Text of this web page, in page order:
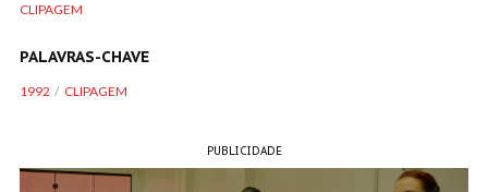
CLIPAGEM
PALAVRAS-CHAVE
1992 CLIPAGEM
PUBLICIDADE